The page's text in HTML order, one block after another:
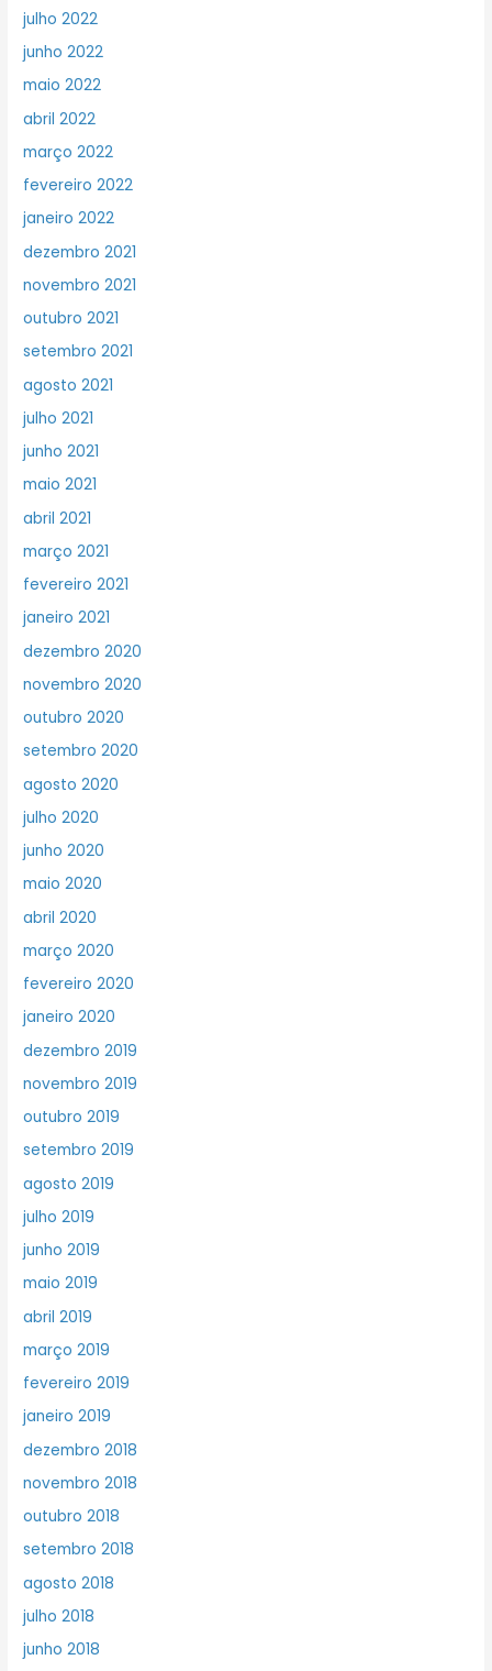
julho 2022
junho 2022
maio 2022
abril 2022
março 2022
fevereiro 2022
janeiro 2022
dezembro 2021
novembro 2021
outubro 2021
setembro 2021
agosto 2021
julho 2021
junho 2021
maio 2021
abril 2021
março 2021
fevereiro 2021
janeiro 2021
dezembro 2020
novembro 2020
outubro 2020
setembro 2020
agosto 2020
julho 2020
junho 2020
maio 2020
abril 2020
março 2020
fevereiro 2020
janeiro 2020
dezembro 2019
novembro 2019
outubro 2019
setembro 2019
agosto 2019
julho 2019
junho 2019
maio 2019
abril 2019
março 2019
fevereiro 2019
janeiro 2019
dezembro 2018
novembro 2018
outubro 2018
setembro 2018
agosto 2018
julho 2018
junho 2018